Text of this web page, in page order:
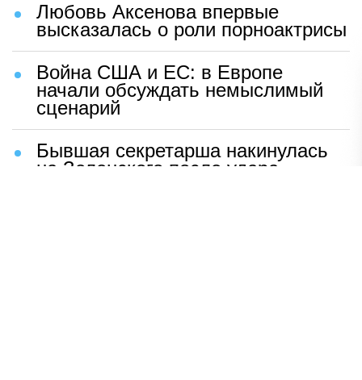
Любовь Аксенова впервые
высказалась о роли порноактрисы
Война США и ЕС: в Европе
начали обсуждать немыслимый
сценарий
Бывшая секретарша накинулась
на Зеленского после удара